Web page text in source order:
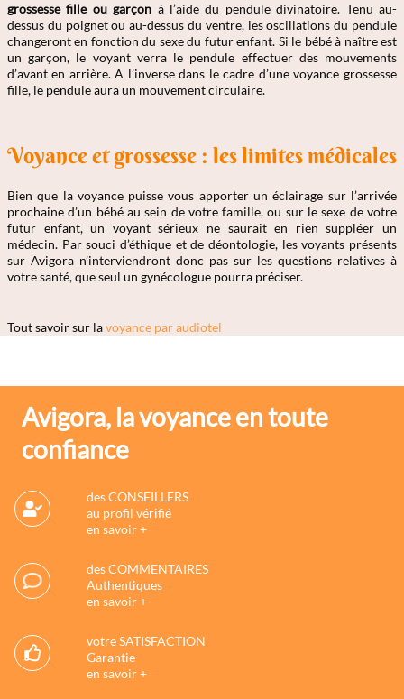
grossesse fille ou garçon à l’aide du pendule divinatoire. Tenu au-
dessus du poignet ou au-dessus du ventre, les oscillations du pendule
changeront en fonction du sexe du futur enfant. Si le bébé à naître est
un garçon, le voyant verra le pendule effectuer des mouvements
d’avant en arrière. A l’inverse dans le cadre d’une voyance grossesse
fille, le pendule aura un mouvement circulaire.
Voyance et grossesse : les limites médicales
Bien que la voyance puisse vous apporter un éclairage sur l’arrivée
prochaine d’un bébé au sein de votre famille, ou sur le sexe de votre
futur enfant, un voyant sérieux ne saurait en rien suppléer un
médecin. Par souci d’éthique et de déontologie, les voyants présents
sur Avigora n’interviendront donc pas sur les questions relatives à
votre santé, que seul un gynécologue pourra préciser.
Tout savoir sur lavoyance par audiotel
Avigora, la voyance en toute
confiance
des CONSEILLERS
au profil vérifié
en savoir +
des COMMENTAIRES
Authentiques
en savoir +
votre SATISFACTION
Garantie
en savoir +